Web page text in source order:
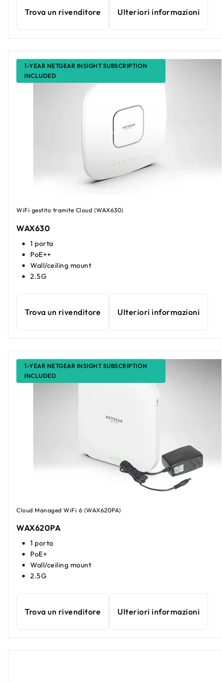
Trova un rivenditore Ulteriori informazioni
1-YEAR NETGEAR INSIGHT SUBSCRIPTION
INCLUDED
WiFi gestito tramite Cloud (WAX630)
WAX630
1 porta
PoE++
Wall/ceiling mount
2.5G
Trova un rivenditore Ulteriori informazioni
1-YEAR NETGEAR INSIGHT SUBSCRIPTION
INCLUDED
Cloud Managed WiFi 6 (WAX620PA)
WAX620PA
1 porta
PoE+
Wall/ceiling mount
2.5G
Trova un rivenditore Ulteriori informazioni